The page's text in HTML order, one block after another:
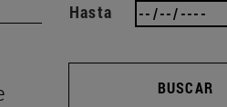
Hasta
BUSCAR